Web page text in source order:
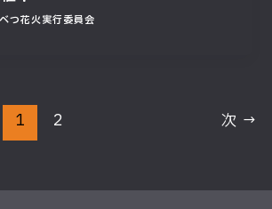
つ花火実行委員会
1 2 次